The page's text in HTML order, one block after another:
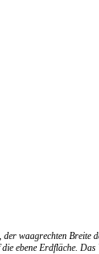
waagrechten
ebene Erdfläche.